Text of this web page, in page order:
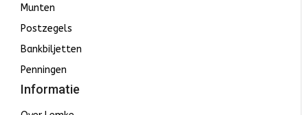
Munten
Postzegels
Bankbiljetten
Penningen
Informatie